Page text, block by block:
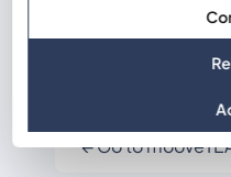
Lost your
← Go to